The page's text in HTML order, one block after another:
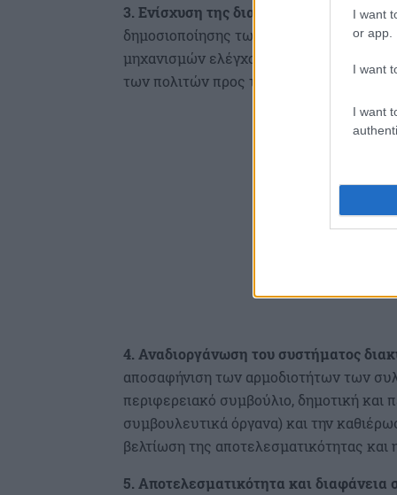
I want
or app.
I want
I want
3. Ενίσχυση της διαφάνειας και της
δημοσιοποίησης των αποφάσεων, η
μηχανισμών ελέγχου συμβάλλουν στη
των πολιτών προς τη διοίκηση.
4. Αναδιοργάνωση του συστήματος
αποσαφήνιση των αρμοδιοτήτων των
περιφερειακό συμβούλιο, δημοτική και
συμβουλευτικά όργανα) και την
βελτίωση της αποτελεσματικότητας
5. Αποτελεσματικότητα και